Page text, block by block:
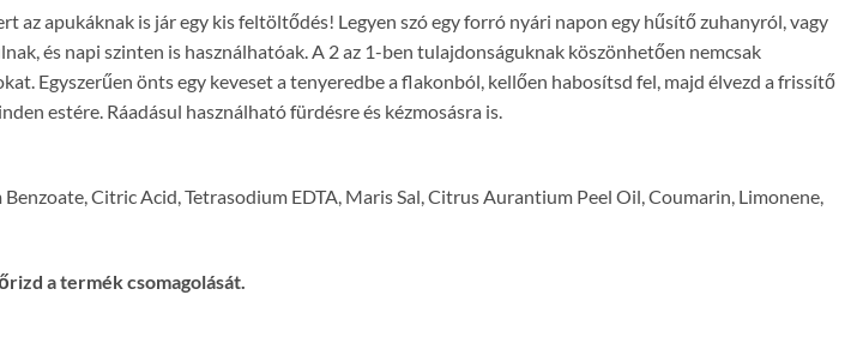
apukáknak is jár egy kis feltöltődés! Legyen szó egy forró nyári napon egy hűsítő zuhanyról, vagy
és napi szinten is használhatóak. A 2 az 1-ben tulajdonságuknak köszönhetően nemcsak
Egyszerűen önts egy keveset a tenyeredbe a flakonból, kellően habosítsd fel, majd élvezd a frissítő
estére. Ráadásul használható fürdésre és kézmosásra is.
Citric Acid, Tetrasodium EDTA, Maris Sal, Citrus Aurantium Peel Oil, Coumarin, Limonene,
a termék csomagolását.